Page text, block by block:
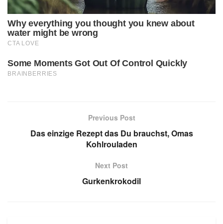
Previous Post
Das einzige Rezept das Du brauchst, Omas
Kohlrouladen
Next Post
Gurkenkrokodil